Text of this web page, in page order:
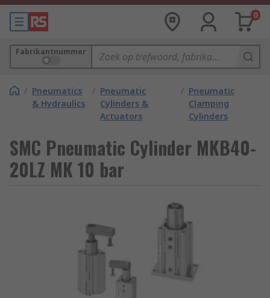
0
Fabrikantnummer
/ Pneumatics
& Hydraulics
/ Pneumatic
Cylinders &
Actuators
/ Pneumatic
Clamping
Cylinders
SMC Pneumatic Cylinder MKB40-
20LZ MK 10 bar